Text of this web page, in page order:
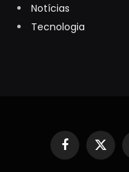
Notícias
Tecnologia
Facebook
X